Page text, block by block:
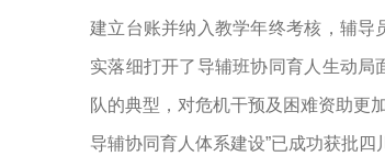
建立台账并纳入教学年终考核，辅导
实落细打开了导辅班协同育人生动局
队的典型，对危机干预及困难资助更
导辅协同育人体系建设”已成功获批四